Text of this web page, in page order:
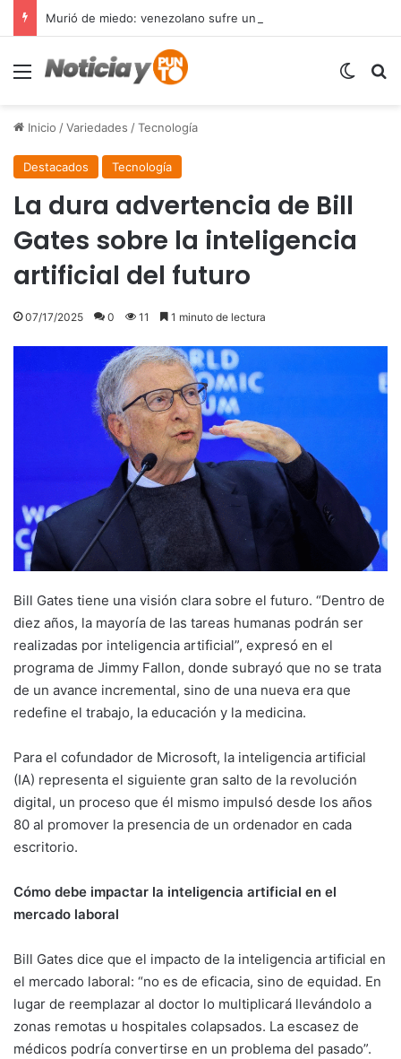
Menú
Inicio /Variedades /Tecnología
Destacados Tecnología
La dura advertencia de Bill
Gates sobre la inteligencia
artificial del futuro
07/17/2025 0 11 1 minuto de lectura
Bill Gates tiene una visión clara sobre el futuro. “Dentro de
diez años, la mayoría de las tareas humanas podrán ser
realizadas por inteligencia artificial”, expresó en el
programa de Jimmy Fallon, donde subrayó que no se trata
de un avance incremental, sino de una nueva era que
redefine el trabajo, la educación y la medicina.
Para el cofundador de Microsoft, la inteligencia artificial
(IA) representa el siguiente gran salto de la revolución
digital, un proceso que él mismo impulsó desde los años
80 al promover la presencia de un ordenador en cada
escritorio.
Cómo debe impactar la inteligencia artificial en el
mercado laboral
Bill Gates dice que el impacto de la inteligencia artificial en
el mercado laboral: “no es de eficacia, sino de equidad. En
lugar de reemplazar al doctor lo multiplicará llevándolo a
zonas remotas u hospitales colapsados. La escasez de
médicos podría convertirse en un problema del pasado”.